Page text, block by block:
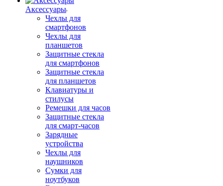
Аксессуары
Чехлы для
смартфонов
Чехлы для
планшетов
Защитные стекла
для смартфонов
Защитные стекла
для планшетов
Клавиатуры и
стилусы
Ремешки для часов
Защитные стекла
для смарт-часов
Зарядные
устройства
Чехлы для
наушников
Сумки для
ноутбуков